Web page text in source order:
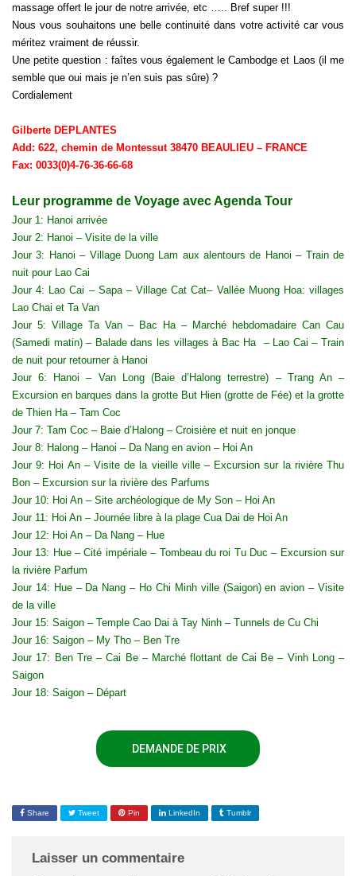
massage offert le jour de notre arrivée, etc ….. Bref super !!!
Nous vous souhaitons une belle continuité dans votre activité car vous
méritez vraiment de réussir.
Une petite question : faîtes vous également le Cambodge et Laos (il me
semble que oui mais je n’en suis pas sûre) ?
Cordialement
Gilberte DEPLANTES
Add: 622, chemin de Montessut 38470 BEAULIEU – FRANCE
Fax: 0033(0)4-76-36-66-68
Leur programme de Voyage avec Agenda Tour
Jour 1: Hanoi arrivée
Jour 2: Hanoi – Visite de la ville
Jour 3: Hanoi – Village Duong Lam aux alentours de Hanoi – Train de
nuit pour Lao Cai
Jour 4: Lao Cai – Sapa – Village Cat Cat– Vallée Muong Hoa: villages
Lao Chai et Ta Van
Jour 5: Village Ta Van – Bac Ha – Marché hebdomadaire Can Cau
(Samedi matin) – Balade dans les villages à Bac Ha – Lao Cai – Train
de nuit pour retourner à Hanoi
Jour 6: Hanoi – Van Long (Baie d’Halong terrestre) – Trang An –
Excursion en barques dans la grotte But Hien (grotte de Fée) et la grotte
de Thien Ha – Tam Coc
Jour 7: Tam Coc – Baie d’Halong – Croisière et nuit en jonque
Jour 8: Halong – Hanoi – Da Nang en avion – Hoi An
Jour 9: Hoi An – Visite de la vieille ville – Excursion sur la rivière Thu
Bon – Excursion sur la rivière des Parfums
Jour 10: Hoi An – Site archéologique de My Son – Hoi An
Jour 11: Hoi An – Journée libre à la plage Cua Dai de Hoi An
Jour 12: Hoi An – Da Nang – Hue
Jour 13: Hue – Cité impériale – Tombeau du roi Tu Duc – Excursion sur
la rivière Parfum
Jour 14: Hue – Da Nang – Ho Chi Minh ville (Saigon) en avion – Visite
de la ville
Jour 15: Saigon – Temple Cao Dai à Tay Ninh – Tunnels de Cu Chi
Jour 16: Saigon – My Tho – Ben Tre
Jour 17: Ben Tre – Cai Be – Marché flottant de Cai Be – Vinh Long –
Saigon
Jour 18: Saigon – Départ
DEMANDE DE PRIX
Share Tweet Pin LinkedIn Tumblr
Laisser un commentaire